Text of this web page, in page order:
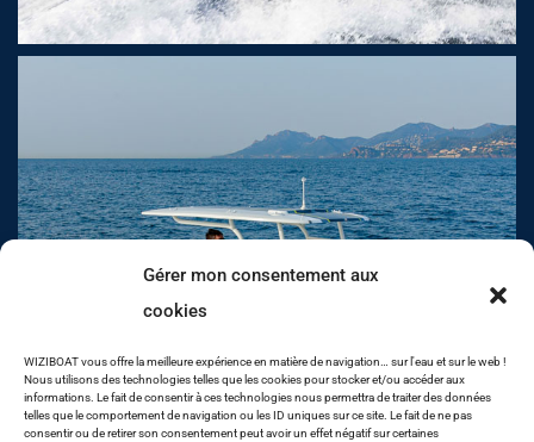
Gérer mon consentement aux
cookies
WIZIBOAT vous offre la meilleure expérience en matière de navigation… sur l'eau et sur le web !
Nous utilisons des technologies telles que les cookies pour stocker et/ou accéder aux
informations. Le fait de consentir à ces technologies nous permettra de traiter des données
telles que le comportement de navigation ou les ID uniques sur ce site. Le fait de ne pas
consentir ou de retirer son consentement peut avoir un effet négatif sur certaines